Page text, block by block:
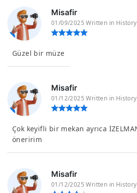
Misafir
01/09/2025 Written in
Güzel bir müze
Misafir
01/12/2025 Written in
Çok keyifli bir mekan ayrıca
öneririm
Misafir
01/12/2025 Written in